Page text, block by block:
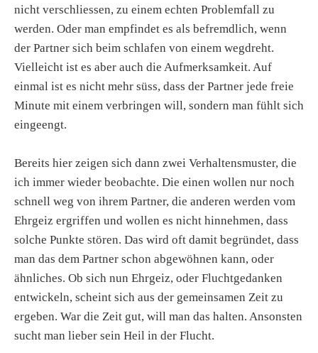
nicht verschliessen, zu einem echten Problemfall zu
werden. Oder man empfindet es als befremdlich, wenn
der Partner sich beim schlafen von einem wegdreht.
Vielleicht ist es aber auch die Aufmerksamkeit. Auf
einmal ist es nicht mehr süss, dass der Partner jede freie
Minute mit einem verbringen will, sondern man fühlt sich
eingeengt.
Bereits hier zeigen sich dann zwei Verhaltensmuster, die
ich immer wieder beobachte. Die einen wollen nur noch
schnell weg von ihrem Partner, die anderen werden vom
Ehrgeiz ergriffen und wollen es nicht hinnehmen, dass
solche Punkte stören. Das wird oft damit begründet, dass
man das dem Partner schon abgewöhnen kann, oder
ähnliches. Ob sich nun Ehrgeiz, oder Fluchtgedanken
entwickeln, scheint sich aus der gemeinsamen Zeit zu
ergeben. War die Zeit gut, will man das halten. Ansonsten
sucht man lieber sein Heil in der Flucht.